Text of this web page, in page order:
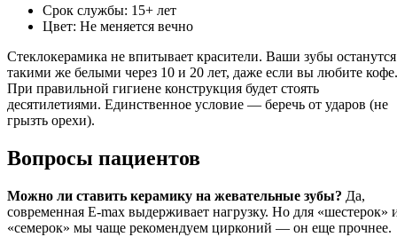
Срок службы: 15+ лет
Цвет: Не меняется вечно
Стеклокерамика не впитывает красители. Ваши зубы останутся
такими же белыми через 10 и 20 лет, даже если вы любите кофе.
При правильной гигиене конструкция будет стоять
десятилетиями. Единственное условие — беречь от ударов (не
грызть орехи).
Вопросы пациентов
Можно ли ставить керамику на жевательные зубы? Да,
современная E-max выдерживает нагрузку. Но для «шестерок»
«семерок» мы чаще рекомендуем цирконий — он еще прочнее.